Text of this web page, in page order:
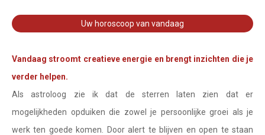
Horoscoop
Ram
Uw horoscoop van vandaag
Vandaag stroomt creatieve energie en brengt inzichten die je
verder helpen.
Als astroloog zie ik dat de sterren laten zien dat er
mogelijkheden opduiken die zowel je persoonlijke groei als je
werk ten goede komen. Door alert te blijven en open te staan